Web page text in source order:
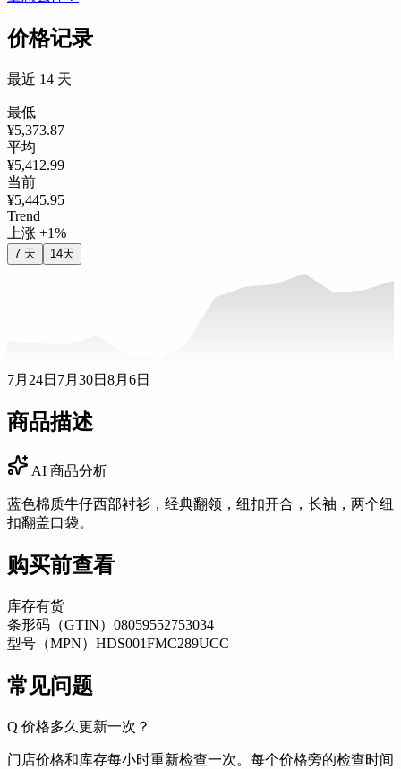
价格记录
最近 14 天
最低
¥5,373.87
平均
¥5,412.99
当前
¥5,445.95
Trend
上涨 +1%
7 天 14天
7月24日 7月30日 8月6日
商品描述
AI 商品分析
蓝色棉质牛仔西部衬衫，经典翻领，纽扣开合，长袖，两个纽
扣翻盖口袋。
购买前查看
库存有货
条形码（GTIN） 08059552753034
型号（MPN） HDS001FMC289UCC
常见问题
Q 价格多久更新一次？
门店价格和库存每小时重新检查一次。每个价格旁的检查时间